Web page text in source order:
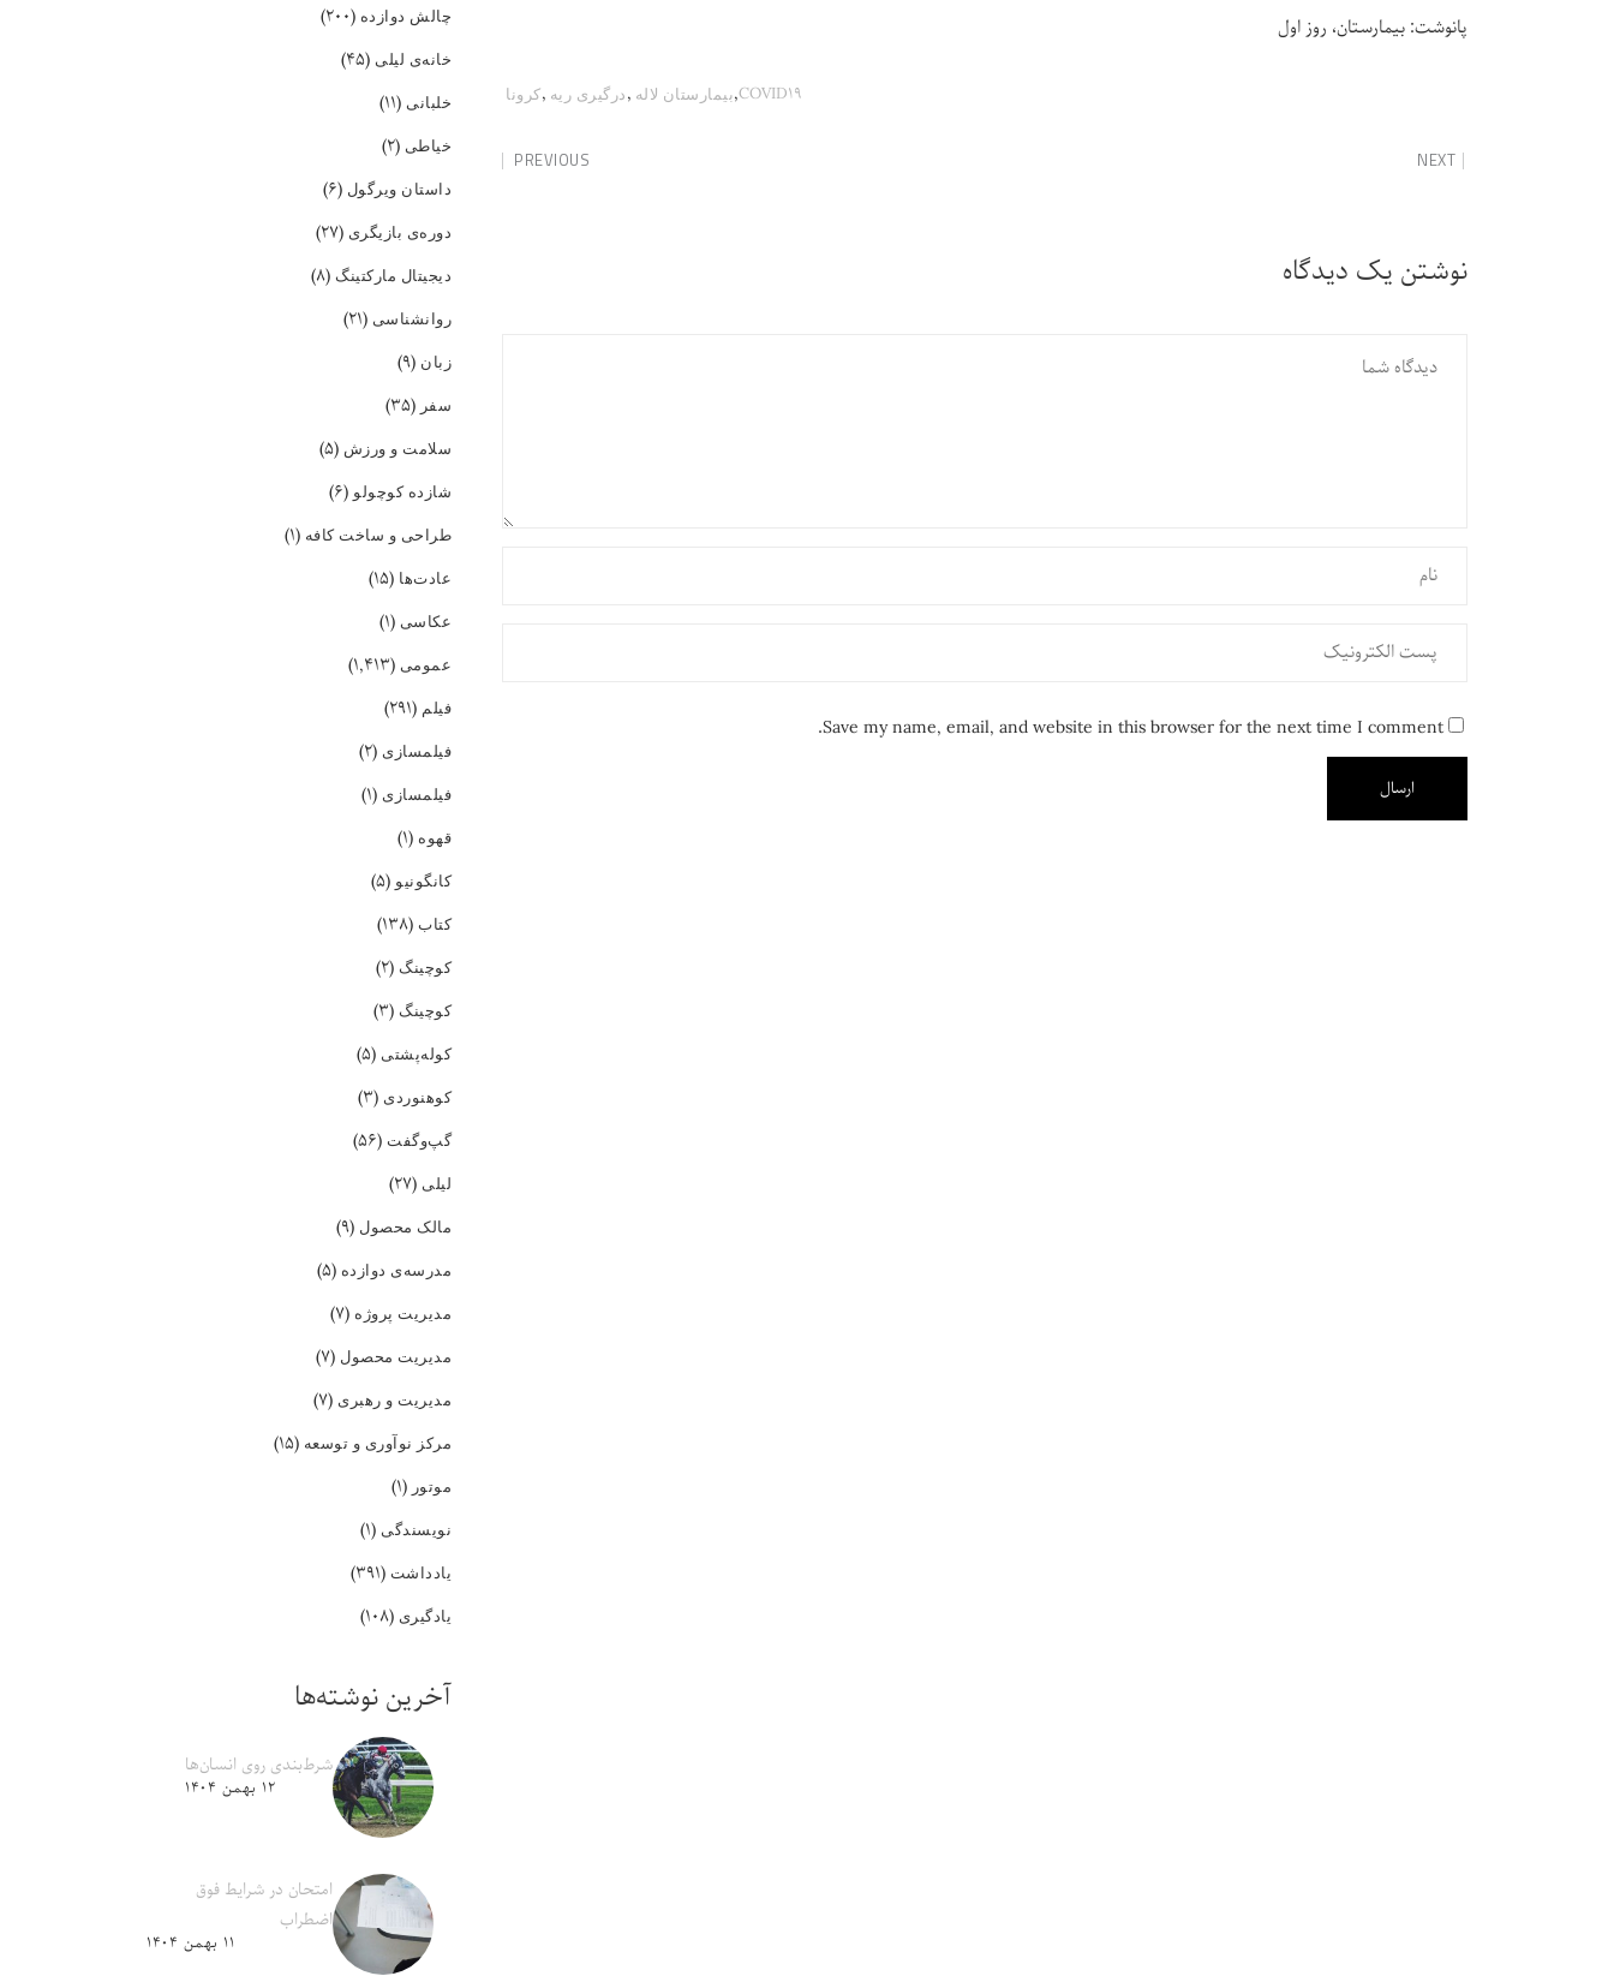
پانوشت: بیمارستان، روز اول
COVID19
,بیمارستان لاله ,درگیری ریه ,کرونا
PREVIOUS NEXT
نوشتن یک دیدگاه
Save my name, email, and website in this browser for the next time I comment.
چالش دوازده (۲۰۰)
خانه‌ی لیلی (۴۵)
خلبانی (۱۱)
خیاطی (۲)
داستان ویرگول (۶)
دوره‌ی بازیگری (۲۷)
دیجیتال مارکتینگ (۸)
روانشناسی (۲۱)
زبان (۹)
سفر(۳۵)
سلامت و ورزش (۵)
شازده کوچولو(۶)
طراحی و ساخت کافه (۱)
عادت‌ها (۱۵)
عکاسی (۱)
عمومی (۱,۴۱۳)
فیلم (۲۹۱)
فیلمسازی (۲)
فیلمسازی (۱)
قهوه (۱)
کانگونیو(۵)
کتاب (۱۳۸)
کوچینگ (۲)
کوچینگ (۳)
کوله‌پشتی (۵)
کوهنوردی (۳)
گپ‌و‌گفت (۵۶)
لیلی (۲۷)
مالک محصول (۹)
مدرسه‌ی دوازده (۵)
مدیریت پروژه (۷)
مدیریت محصول (۷)
مدیریت و رهبری (۷)
مرکز نوآوری و توسعه (۱۵)
موتور(۱)
نویسندگی (۱)
یادداشت (۳۹۱)
یادگیری (۱۰۸)
آخرین نوشته‌ها
شرط‌بندی روی انسان‌ها
۱۲ بهمن ۱۴۰۴
امتحان در شرایط فوق
اضطراب
۱۱ بهمن ۱۴۰۴